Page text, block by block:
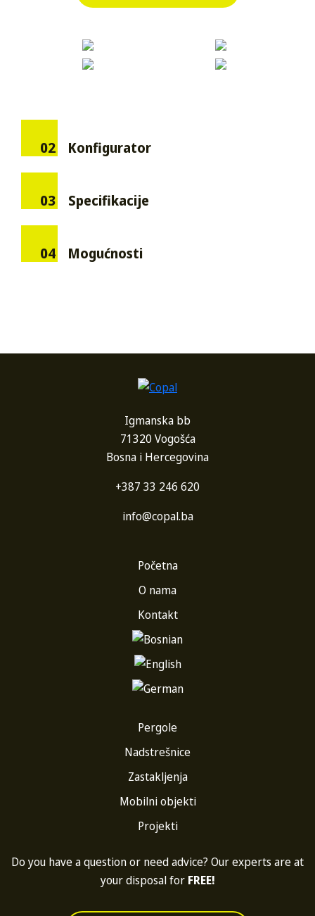
02 Konfigurator
03 Specifikacije
04 Mogućnosti
Igmanska bb
71320 Vogošća
Bosna i Hercegovina
+387 33 246 620
info@copal.ba
Početna
O nama
Kontakt
Pergole
Nadstrešnice
Zastakljenja
Mobilni objekti
Projekti
Do you have a question or need advice? Our experts are at
your disposal for FREE!